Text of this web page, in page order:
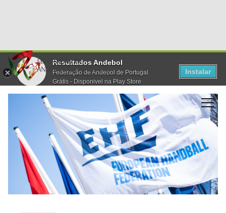
Resultados Andebol
Federação de Andebol de Portugal
Grátis - Disponivel na Play Store
Instalar